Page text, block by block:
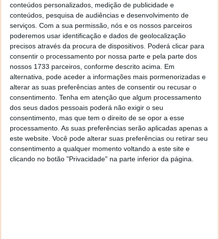
conteúdos personalizados, medição de publicidade e
conteúdos, pesquisa de audiências e desenvolvimento de
serviços. Com a sua permissão, nós e os nossos parceiros
poderemos usar identificação e dados de geolocalização
precisos através da procura de dispositivos. Poderá clicar para
consentir o processamento por nossa parte e pela parte dos
nossos 1733 parceiros, conforme descrito acima. Em
alternativa, pode aceder a informações mais pormenorizadas e
alterar as suas preferências antes de consentir ou recusar o
consentimento. Tenha em atenção que algum processamento
dos seus dados pessoais poderá não exigir o seu
consentimento, mas que tem o direito de se opor a esse
processamento. As suas preferências serão aplicadas apenas a
este website. Você pode alterar suas preferências ou retirar seu
consentimento a qualquer momento voltando a este site e
clicando no botão "Privacidade" na parte inferior da página.
A limpeza de uma casa requer algumas tarefas
rotineiras e limpar o chão é uma delas. Há sempre pó,
migalhas, cabelos ou pelos dos animais para limpar…
todos os dias. Agora que está em casa parece que
essa pequena sujidade até aumentou. Mas um robô
aspirador pode dar uma ajuda essencial. Sentado no
sofá ou na cadeira do escritório enquanto trabalha,
basta pegar no smartphone e dar ordem para
começar a limpeza.
No Pplware voltámos a limpar a casa um robô
aspirador e temos para lhe apresentar em pormenor
o Roborock S5 Max.